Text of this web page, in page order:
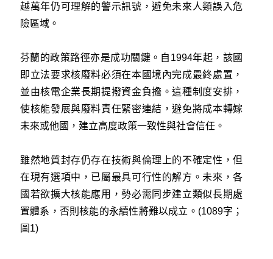
越萬年仍可理解的警示訊號，避免未來人類誤入危
險區域。
芬蘭的政策路徑亦是成功關鍵。自1994年起，該國
即立法要求核廢料必須在本國境內完成最終處置，
並由核電企業長期提撥資金負擔。這種制度安排，
使核能發展與廢料責任緊密連結，避免將成本轉嫁
未來或他國，建立高度政策一致性與社會信任。
雖然地質封存仍存在技術與倫理上的不確定性，但
在現有選項中，已屬最具可行性的解方。未來，各
國若欲擴大核能應用，勢必需同步建立類似長期處
置體系，否則核能的永續性將難以成立。(1089字；
圖1)